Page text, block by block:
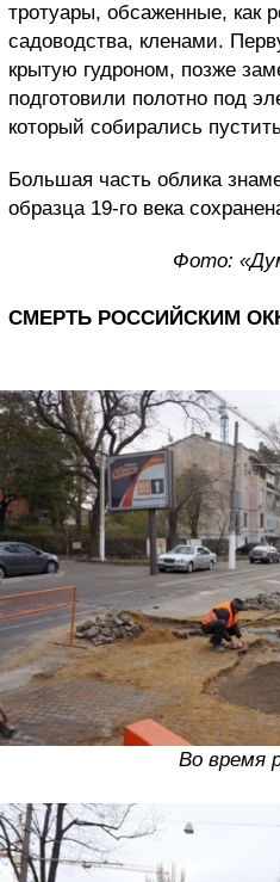
тротуары, обсаженные, как
садоводства, кленами.
крытую гудроном, позже
подготовили полотно под
который собирались
Большая часть облика
образца 19-го века
Фото:
СМЕРТЬ РОССИЙСКИМ
Во время